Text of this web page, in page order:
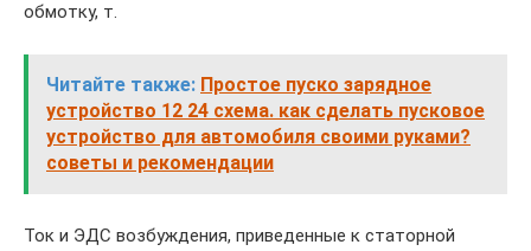
обмотку, т.
Читайте также: Простое пуско зарядное
устройство 12 24 схема. как сделать пусковое
устройство для автомобиля своими руками?
советы и рекомендации
Ток и ЭДС возбуждения, приведенные к статорной